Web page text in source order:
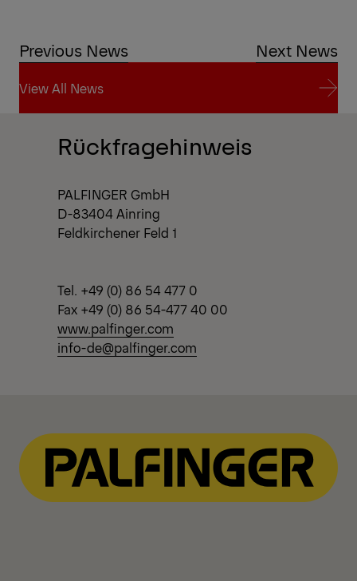
Previous News Next News
View All News
View All News
Rückfragehinweis
PALFINGER GmbH
D-83404 Ainring
Feldkirchener Feld 1
Tel. +49 (0) 86 54 477 0
Fax +49 (0) 86 54-477 40 00
www.palfinger.com
info-de@palfinger.com